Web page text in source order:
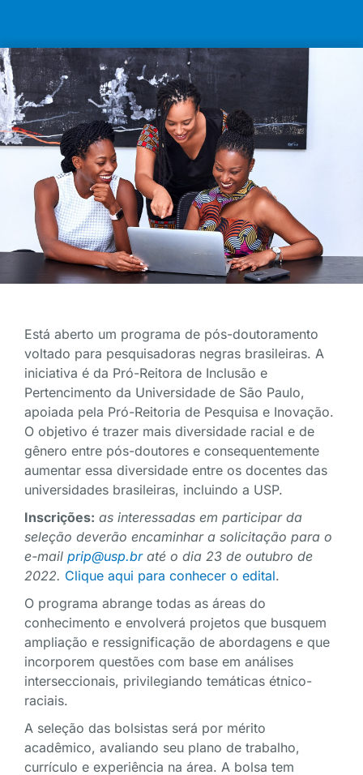
Está aberto um programa de pós-doutoramento
voltado para pesquisadoras negras brasileiras. A
iniciativa é da Pró-Reitora de Inclusão e
Pertencimento da Universidade de São Paulo,
apoiada pela Pró-Reitoria de Pesquisa e Inovação.
O objetivo é trazer mais diversidade racial e de
gênero entre pós-doutores e consequentemente
aumentar essa diversidade entre os docentes das
universidades brasileiras, incluindo a USP.
Inscrições: as interessadas em participar da
seleção deverão encaminhar a solicitação para o
e-mail prip@usp.braté o dia 23 de outubro de
2022. Clique aqui para conhecer o edital.
O programa abrange todas as áreas do
conhecimento e envolverá projetos que busquem
ampliação e ressignificação de abordagens e que
incorporem questões com base em análises
interseccionais, privilegiando temáticas étnico-
raciais.
A seleção das bolsistas será por mérito
acadêmico, avaliando seu plano de trabalho,
currículo e experiência na área. A bolsa tem